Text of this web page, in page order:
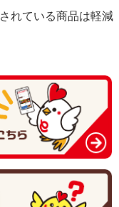
れている商品は軽減